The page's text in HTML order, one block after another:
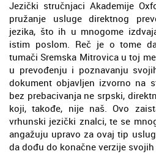
Jezički stručnjaci Akademije
pružanje usluge direktnog
jezika, što ih u mnogome
istim poslom. Reč je o tome
tumači Sremska Mitrovica u toj
u prevođenju i poznavanju
dokument objavljen izvorno na
bez prebacivanja ne srpski,
koji, takođe, nije naš. Ovo
vrhunski jezički znalci, te se
angažuju upravo za ovaj tip
da dođu do konačne verzije svojih